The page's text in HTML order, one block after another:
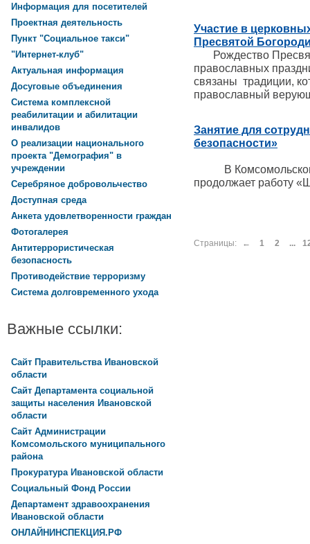
Участие в
Пресвятой
Рождество
православных
связаны традиции,
православный
Занятие для
безопасности»
В Комсомольском
продолжает работу
Страницы: ← 1 2 ...
Информация для посетителей
Проектная деятельность
Пункт "Социальное такси"
"Интернет-клуб"
Актуальная информация
Досуговые объединения
Система комплексной
реабилитации и абилитации
инвалидов
О реализации национального
проекта "Демография" в
учреждении
Серебряное добровольчество
Доступная среда
Анкета удовлетворенности граждан
Фотогалерея
Антитеррористическая
безопасность
Противодействие терроризму
Система долговременного ухода
Важные ссылки:
Сайт Правительства Ивановской
области
Сайт Департамента социальной
защиты населения Ивановской
области
Сайт Администрации
Комсомольского муниципального
района
Прокуратура Ивановской области
Социальный Фонд России
Департамент здравоохранения
Ивановской области
ОНЛАЙНИНСПЕКЦИЯ.РФ